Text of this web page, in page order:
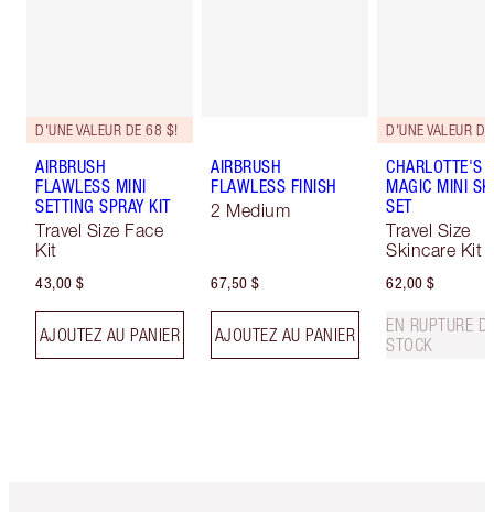
D'UNE VALEUR DE 68 $!
AIRBRUSH
FLAWLESS MINI
SETTING SPRAY KIT
Travel Size Face
Kit
43,00 $
AJOUTEZ AU PANIER
AIRBRUSH
FLAWLESS FINISH
2 Medium
67,50 $
AJOUTEZ AU PANIER
CHARLOTTE'S
MAGIC MINI
SET
Travel Size
Skincare Kit
62,00 $
EN RUPTURE
STOCK